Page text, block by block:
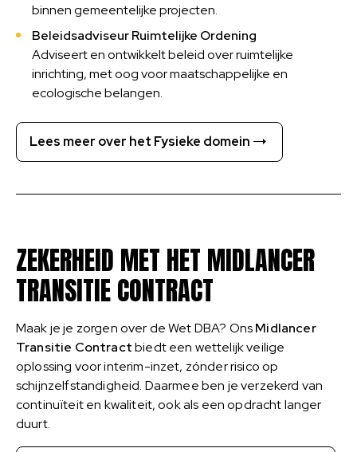
binnen gemeentelijke projecten.
Beleidsadviseur Ruimtelijke Ordening
Adviseert en ontwikkelt beleid over ruimtelijke
inrichting, met oog voor maatschappelijke en
ecologische belangen.
Lees meer over het Fysieke domein
ZEKERHEID MET HET MIDLANCER
TRANSITIE CONTRACT
Maak je je zorgen over de Wet DBA? OnsMidlancer
Transitie Contractbiedt een wettelijk veilige
oplossing voor interim-inzet, zónder risico op
schijnzelfstandigheid. Daarmee ben je verzekerd van
continuïteit en kwaliteit, ook als een opdracht langer
duurt.